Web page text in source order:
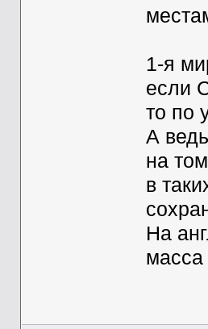
1-я
если
то по
А
на
в
На